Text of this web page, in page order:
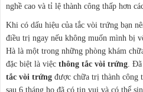
nghề cao và tỉ lệ thành công thấp hơn
Khi có dấu hiệu của tắc vòi trứng bạn
điều trị ngay nếu không muốn mình bị
Hà là một trong những phòng khám
đặc biệt là việc thông tắc vòi trứng. Đã
tắc vòi trứngđược chữa trị thành công
sau 6 tháng họ đã có tin vui và có thể